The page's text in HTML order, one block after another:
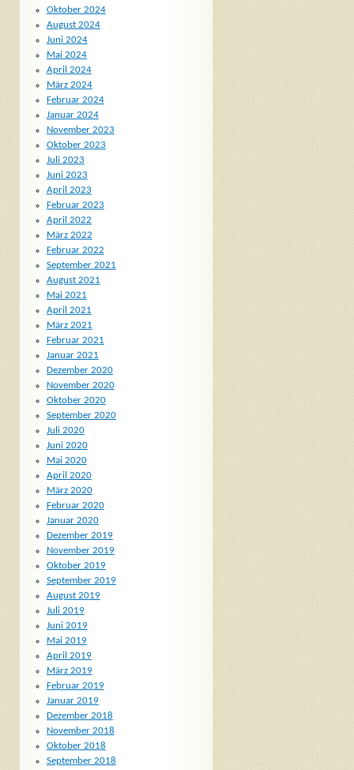
Oktober 2024
August 2024
Juni 2024
Mai 2024
April 2024
März 2024
Februar 2024
Januar 2024
November 2023
Oktober 2023
Juli 2023
Juni 2023
April 2023
Februar 2023
April 2022
März 2022
Februar 2022
September 2021
August 2021
Mai 2021
April 2021
März 2021
Februar 2021
Januar 2021
Dezember 2020
November 2020
Oktober 2020
September 2020
Juli 2020
Juni 2020
Mai 2020
April 2020
März 2020
Februar 2020
Januar 2020
Dezember 2019
November 2019
Oktober 2019
September 2019
August 2019
Juli 2019
Juni 2019
Mai 2019
April 2019
März 2019
Februar 2019
Januar 2019
Dezember 2018
November 2018
Oktober 2018
September 2018